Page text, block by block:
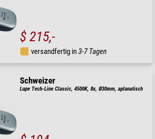
$ 215,-
versandfertig in3-7 Tagen
Schweizer
Lupe Tech-Line Classic, 4500K, 8x, Ø30mm, aplanatisch